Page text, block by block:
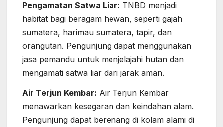
Pengamatan Satwa Liar: TNBD menjadi
habitat bagi beragam hewan, seperti gajah
sumatera, harimau sumatera, tapir, dan
orangutan. Pengunjung dapat menggunakan
jasa pemandu untuk menjelajahi hutan dan
mengamati satwa liar dari jarak aman.
Air Terjun Kembar: Air Terjun Kembar
menawarkan kesegaran dan keindahan alam.
Pengunjung dapat berenang di kolam alami di